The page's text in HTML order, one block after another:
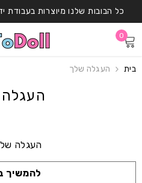
דלג לתוכן
כל הבובות שלנו מיוצרות בעבודת
0
0
בית העגלה שלך
העגלה
להמשיך